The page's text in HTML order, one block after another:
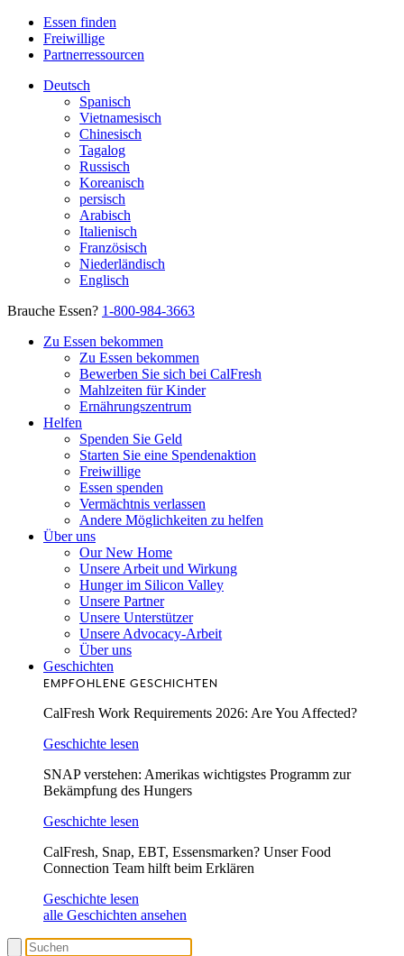
Essen finden
Freiwillige
Partnerressourcen
Deutsch
Spanisch
Vietnamesisch
Chinesisch
Tagalog
Russisch
Koreanisch
persisch
Arabisch
Italienisch
Französisch
Niederländisch
Englisch
Brauche Essen? 1-800-984-3663
Zu Essen bekommen
Zu Essen bekommen
Bewerben Sie sich bei CalFresh
Mahlzeiten für Kinder
Ernährungszentrum
Helfen
Spenden Sie Geld
Starten Sie eine Spendenaktion
Freiwillige
Essen spenden
Vermächtnis verlassen
Andere Möglichkeiten zu helfen
Über uns
Our New Home
Unsere Arbeit und Wirkung
Hunger im Silicon Valley
Unsere Partner
Unsere Unterstützer
Unsere Advocacy-Arbeit
Über uns
Geschichten
EMPFOHLENE GESCHICHTEN
CalFresh Work Requirements 2026: Are You Affected?
Geschichte lesen
SNAP verstehen: Amerikas wichtigstes Programm zur
Bekämpfung des Hungers
Geschichte lesen
CalFresh, Snap, EBT, Essensmarken? Unser Food
Connection Team hilft beim Erklären
Geschichte lesen
alle Geschichten ansehen